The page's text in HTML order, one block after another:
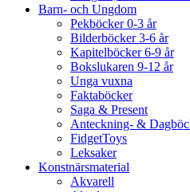
Barn- och Ungdom
Pekböcker 0-3 år
Bilderböcker 3-6 år
Kapitelböcker 6-9 år
Bokslukaren 9-12 år
Unga vuxna
Faktaböcker
Saga & Present
Anteckning- &
FidgetToys
Leksaker
Konstnärsmaterial
Akvarell